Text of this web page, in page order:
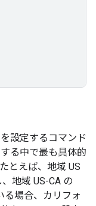
設定するコマンド
る中で最も具体的
とえば、地域 US
地域 US-CA の
る場合、カリフォ